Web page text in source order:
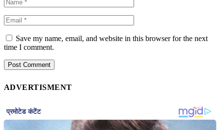
Save my name, email, and website in this browser for the next
time I comment.
ADVERTISMENT